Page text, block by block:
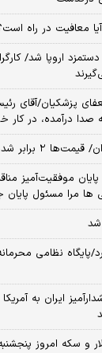
آیا معافیت در راه
اروپا شد/
پزشکیان/آقای
صدا درآمده، در کار
خریدار ناپدید شد
موفقیت‌آمیز
مرا مسئول پایان
شد
پایگاه نظامی
ایران به
پنجشنبه ۱۵ مرداد